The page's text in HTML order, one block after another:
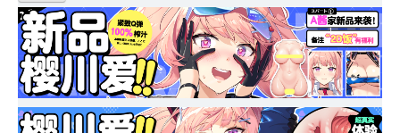
目录
本月新作
站内动态
小组